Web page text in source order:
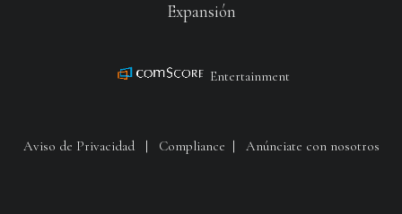
Expansión
Entertainment
Aviso de Privacidad| Compliance Anúnciate con nosotros